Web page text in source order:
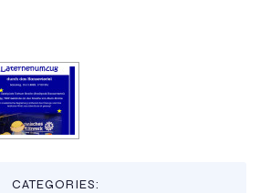
CATEGORIES: